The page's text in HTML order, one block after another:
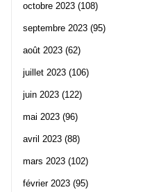
octobre 2023 (108)
septembre 2023 (95)
août 2023 (62)
juillet 2023 (106)
juin 2023 (122)
mai 2023 (96)
avril 2023 (88)
mars 2023 (102)
février 2023 (95)